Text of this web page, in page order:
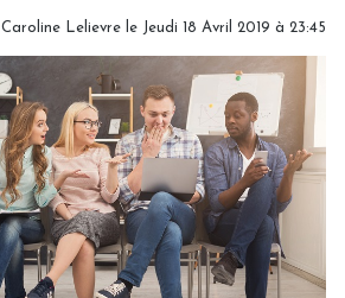
Caroline Lelievre le Jeudi 18 Avril 2019 à 23:45